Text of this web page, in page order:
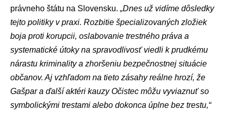
právneho štátu na Slovensku. „Dnes už vidíme dôsledky
tejto politiky v praxi. Rozbitie špecializovaných zložiek
boja proti korupcii, oslabovanie trestného práva a
systematické útoky na spravodlivosť viedli k prudkému
nárastu kriminality a zhoršeniu bezpečnostnej situácie
občanov. Aj vzhľadom na tieto zásahy reálne hrozí, že
Gašpar a ďalší aktéri kauzy Očistec môžu vyviaznuť so
symbolickými trestami alebo dokonca úplne bez trestu,“